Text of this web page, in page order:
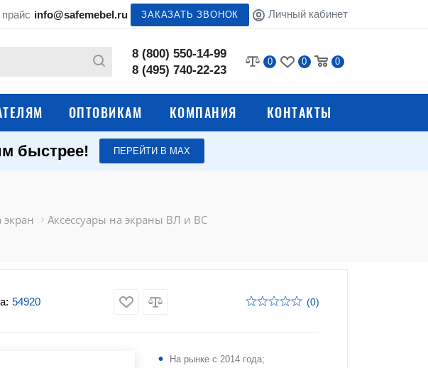
info@safemebel.ru ЗАКАЗАТЬ ЗВОНОК Личный кабинет
8 (800) 550-14-99
8 (495) 740-22-23
0 0 0
Аксессуары для
шкафов, тележек и тумб
Аксессуары для почтовых
Аксессуары для
ОПТОВИКАМ КОМПАНИЯ КОНТАКТЫ
быстрее! ПЕРЕЙТИ В МАХ
экран
Аксессуары на экраны ВЛ и ВС
54920 (0)
На рынке с 2014 года;